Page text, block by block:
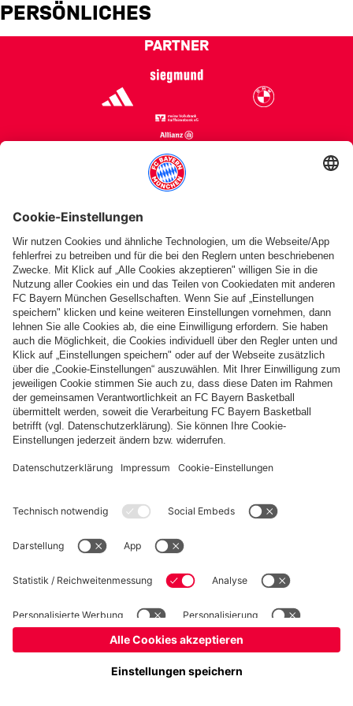
D.J. Seeley
PERSÖNLICHES
PARTNER
© FC Bayern München Basketball GmbH
Impressum
Datenschutz Nutzungsbedingungen
Barrierefreiheit
Kinder- und Jugendschutz Hinweisgebersystem Kontakt Cookie-Einstellungen